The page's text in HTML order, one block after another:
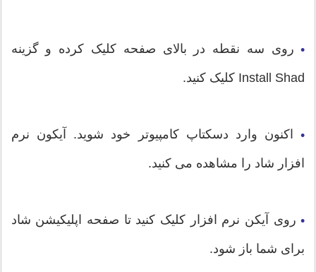
•روی سه نقطه در بالای صفحه کلیک کرده و گزینه
Install Shad کلیک کنید.
•اکنون وارد دسکتاپ کامپیوتر خود شوید. آیکون نرم
افزار شاد را مشاهده می کنید.
•روی آیکن نرم افزار کلیک کنید تا صفحه اپلیکیشن شاد
برای شما باز شود.